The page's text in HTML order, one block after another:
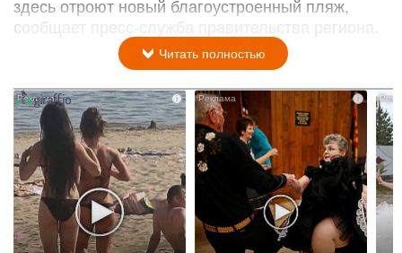
здесь отроют новый благоустроенный пляж,
сообщает пресс-служба правительства региона.
Читать полностью
i i